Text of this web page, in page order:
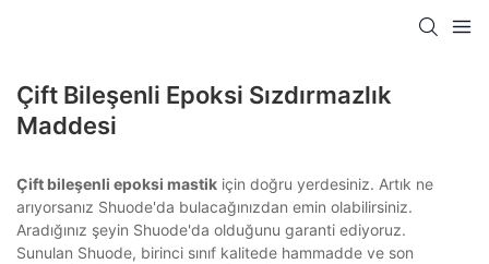
Çift ​​bileşenli Epoksi Sızdırmazlık
Maddesi
Çift bileşenli epoksi mastik için doğru yerdesiniz. Artık ne
arıyorsanız Shuode'da bulacağınızdan emin olabilirsiniz.
Aradığınız şeyin Shuode'da olduğunu garanti ediyoruz.
Sunulan Shuode, birinci sınıf kalitede hammadde ve son